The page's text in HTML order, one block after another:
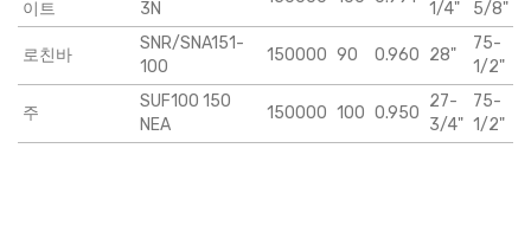
이트
3N
1/4"
5/8"
로친바
SNR/SNA151-
100
150000 90 0.960 28"
75-
1/2"
주
SUF100 150
NEA
150000 100 0.950
27-
3/4"
75-
1/2"